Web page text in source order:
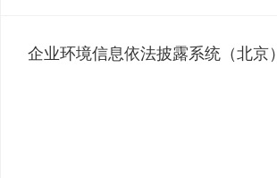
企业环境信息依法披露系统（北京）